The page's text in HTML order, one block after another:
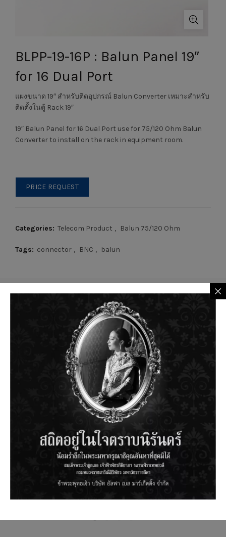
BLPP-19-16P : Balun Panel 19″
for 16 Dual Port
แผงขนาด 19″ สำหรับติดอุปกรณ์ Balun Converter เหมาะสำหรับ
ติดตั้งในตู้ Rack 19″
19″ Balun Panel for 16 Dual Port use for 75/120 Ohm Balun
Converter to install on the rack in equipment room.
PRICE REQUEST
Categories: Telecom Product , Balun 75/120 Ohm
Tags: connector , BNC , balun
RELATED PRODUCTS
CONNECTOR SMB FEMALE COAXIAL CABLE RG-11 TYPE